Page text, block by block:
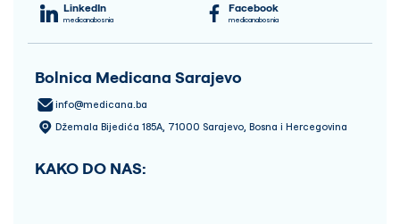
LinkedIn
medicanabosnia
Facebook
medicanabosnia
Bolnica Medicana Sarajevo
info@medicana.ba
Džemala Bijedića 185A, 71000 Sarajevo, Bosna i Hercegovina
KAKO DO NAS: